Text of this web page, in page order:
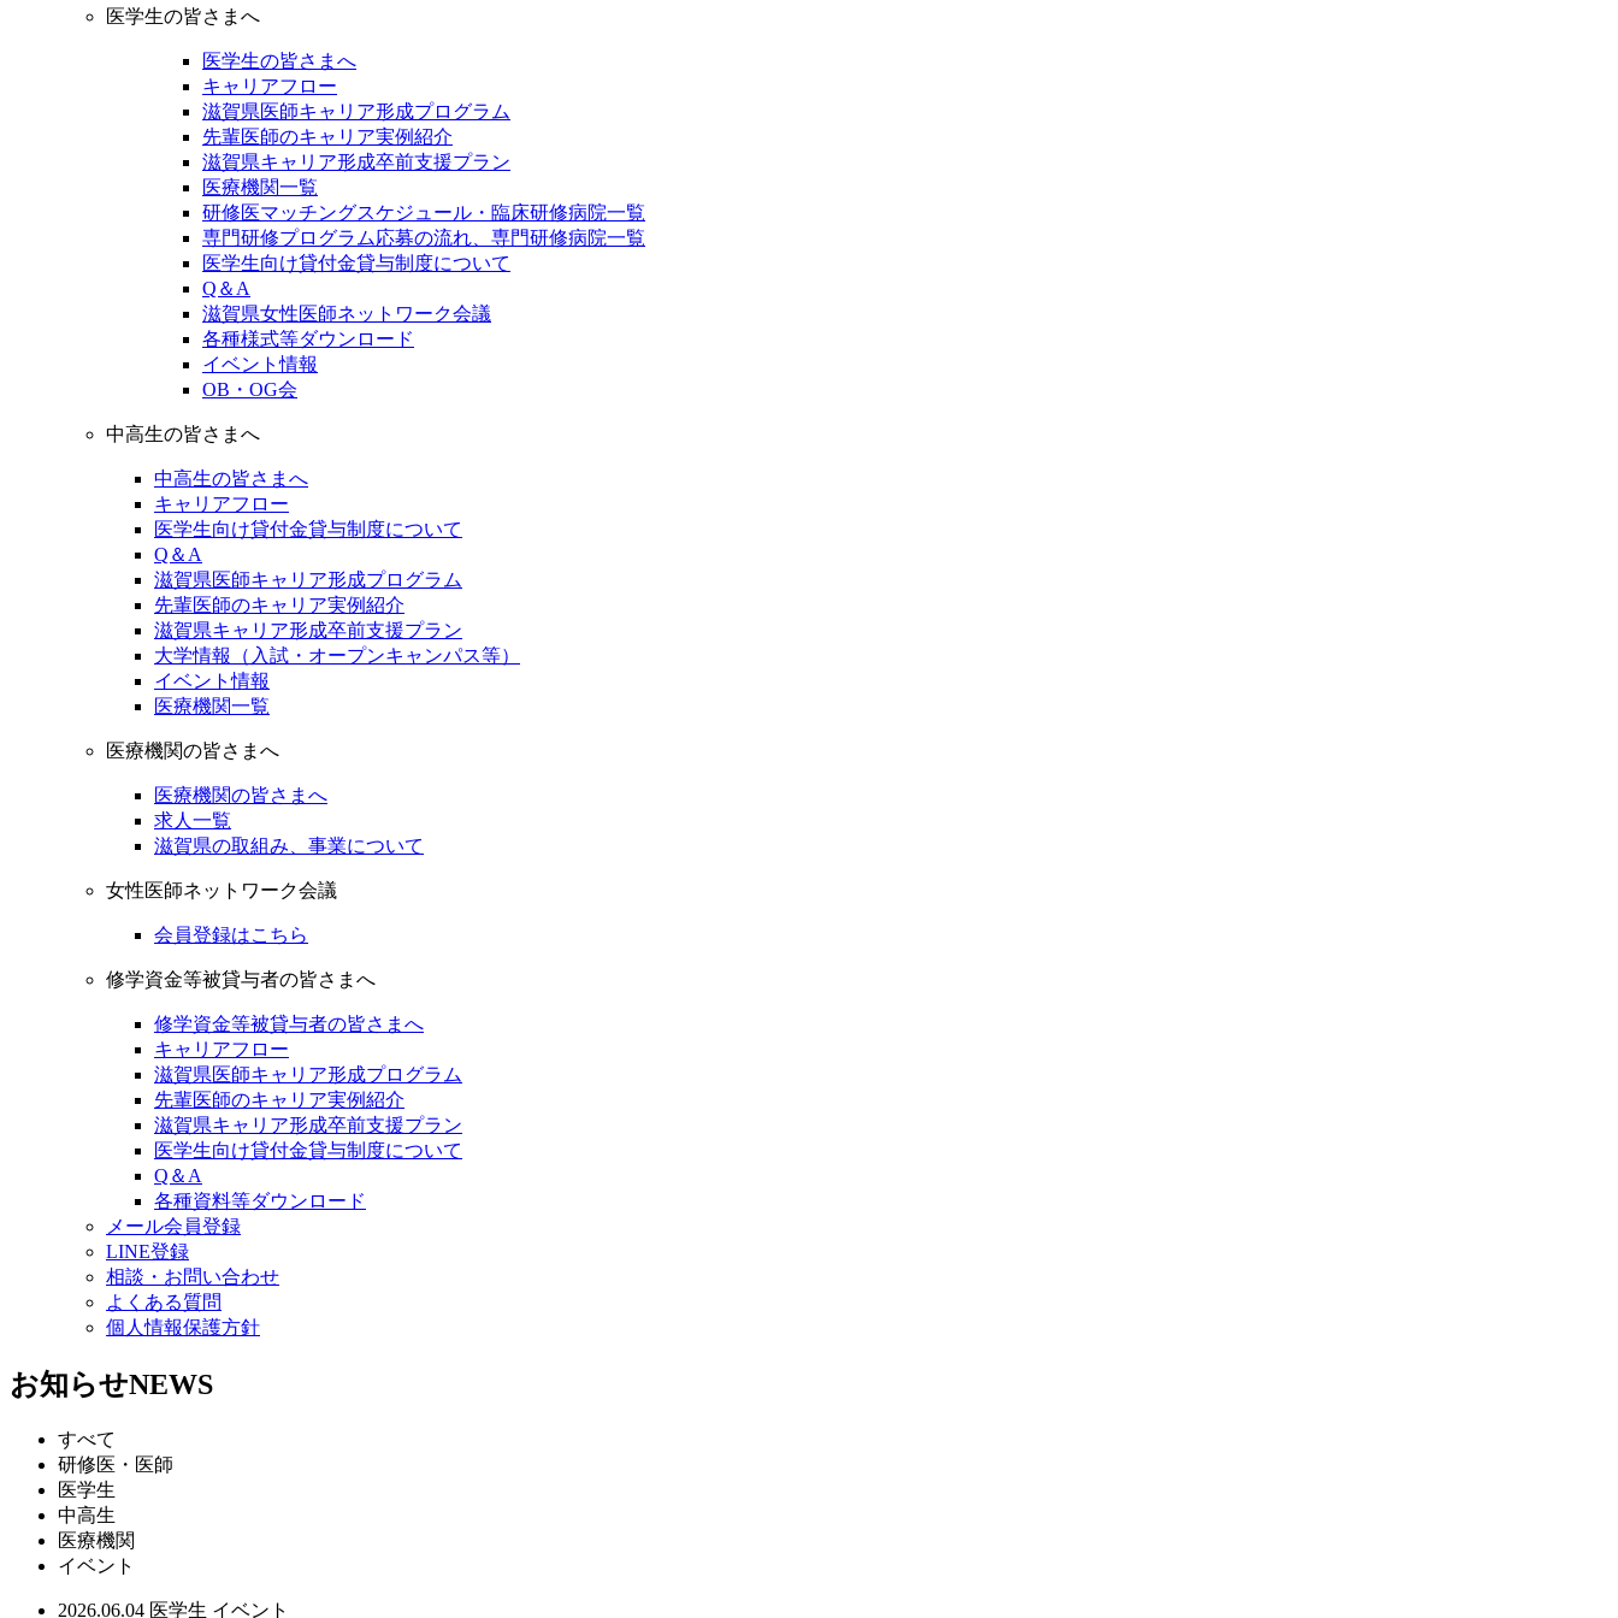
医学生の皆さまへ
医学生の皆さまへ
キャリアフロー
滋賀県医師キャリア形成プログラム
先輩医師のキャリア実例紹介
滋賀県キャリア形成卒前支援プラン
医療機関一覧
研修医マッチングスケジュール・臨床研修病院一覧
専門研修プログラム応募の流れ、専門研修病院一覧
医学生向け貸付金貸与制度について
Q＆A
滋賀県女性医師ネットワーク会議
各種様式等ダウンロード
イベント情報
OB・OG会
中高生の皆さまへ
中高生の皆さまへ
キャリアフロー
医学生向け貸付金貸与制度について
Q＆A
滋賀県医師キャリア形成プログラム
先輩医師のキャリア実例紹介
滋賀県キャリア形成卒前支援プラン
大学情報（入試・オープンキャンパス等）
イベント情報
医療機関一覧
医療機関の皆さまへ
医療機関の皆さまへ
求人一覧
滋賀県の取組み、事業について
女性医師ネットワーク会議
会員登録はこちら
修学資金等被貸与者の皆さまへ
修学資金等被貸与者の皆さまへ
キャリアフロー
滋賀県医師キャリア形成プログラム
先輩医師のキャリア実例紹介
滋賀県キャリア形成卒前支援プラン
医学生向け貸付金貸与制度について
Q＆A
各種資料等ダウンロード
メール会員登録
LINE登録
相談・お問い合わせ
よくある質問
個人情報保護方針
お知らせNEWS
すべて
研修医・医師
医学生
中高生
医療機関
イベント
2026.06.04 医学生 イベント